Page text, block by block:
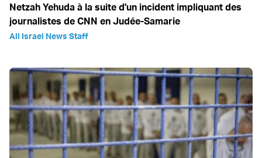
Netzah Yehuda à la suite d'un incident impliquant des
journalistes de CNN en Judée-Samarie
All Israel News Staff